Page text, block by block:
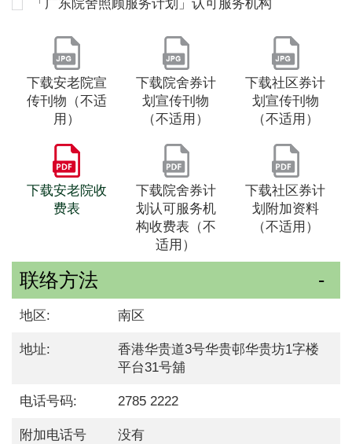
「广东院舍照顾服务计划」认可服务机构
下载安老院宣
传刊物（不适
用）
下载院舍券计
划宣传刊物
（不适用）
下载社区券计
划宣传刊物
（不适用）
下载安老院收
费表
下载院舍券计
划认可服务机
构收费表（不
适用）
下载社区券计
划附加资料
（不适用）
联络方法
地区: 南区
地址:
香港华贵道3号华贵邨华贵坊1字楼
平台31号舖
电话号码: 2785 2222
附加电话号
没有